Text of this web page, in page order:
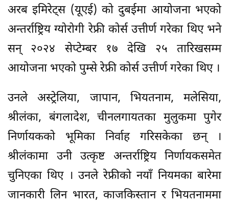
अरब इमिरेट्स (यूएई) को दुबईमा आयोजना भएको
अन्तर्राष्ट्रिय ग्योरोगी रेफ्री कोर्स उत्तीर्ण गरेका थिए भने
सन् २०२४ सेप्टेम्बर १७ देखि २५ तारिखसम्म
आयोजना भएको पुम्से रेफ्री कोर्स उत्तीर्ण गरेका थिए ।
उनले अस्ट्रेलिया, जापान, भियतनाम, मलेसिया,
श्रीलंका, बंगलादेश, चीनलगायतका मुलुकमा पुगेर
निर्णायकको भूमिका निर्वाह गरिसकेका छन् ।
श्रीलंकामा उनी उत्कृष्ट अन्तर्राष्ट्रिय निर्णायकसमेत
चुनिएका थिए । उनले रेफ्रीको नयाँ नियमका बारेमा
जानकारी लिन भारत, काजकिस्तान र भियतनाममा